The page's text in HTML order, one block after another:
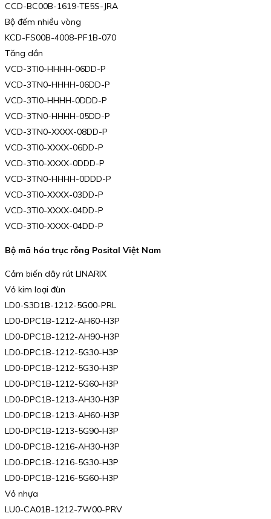
CCD-BC00B-1619-TE5S-JRA
Bộ đếm nhiều vòng
KCD-FS00B-4008-PF1B-070
Tăng dần
VCD-3TI0-HHHH-06DD-P
VCD-3TN0-HHHH-06DD-P
VCD-3TI0-HHHH-0DDD-P
VCD-3TN0-HHHH-05DD-P
VCD-3TN0-XXXX-08DD-P
VCD-3TI0-XXXX-06DD-P
VCD-3TI0-XXXX-0DDD-P
VCD-3TN0-HHHH-0DDD-P
VCD-3TI0-XXXX-03DD-P
VCD-3TI0-XXXX-04DD-P
VCD-3TI0-XXXX-04DD-P
Bộ mã hóa trục rỗng Posital Việt Nam
Cảm biến dây rút LINARIX
Vỏ kim loại đùn
LD0-S3D1B-1212-5G00-PRL
LD0-DPC1B-1212-AH60-H3P
LD0-DPC1B-1212-AH90-H3P
LD0-DPC1B-1212-5G30-H3P
LD0-DPC1B-1212-5G30-H3P
LD0-DPC1B-1212-5G60-H3P
LD0-DPC1B-1213-AH30-H3P
LD0-DPC1B-1213-AH60-H3P
LD0-DPC1B-1213-5G90-H3P
LD0-DPC1B-1216-AH30-H3P
LD0-DPC1B-1216-5G30-H3P
LD0-DPC1B-1216-5G60-H3P
Vỏ nhựa
LU0-CA01B-1212-7W00-PRV